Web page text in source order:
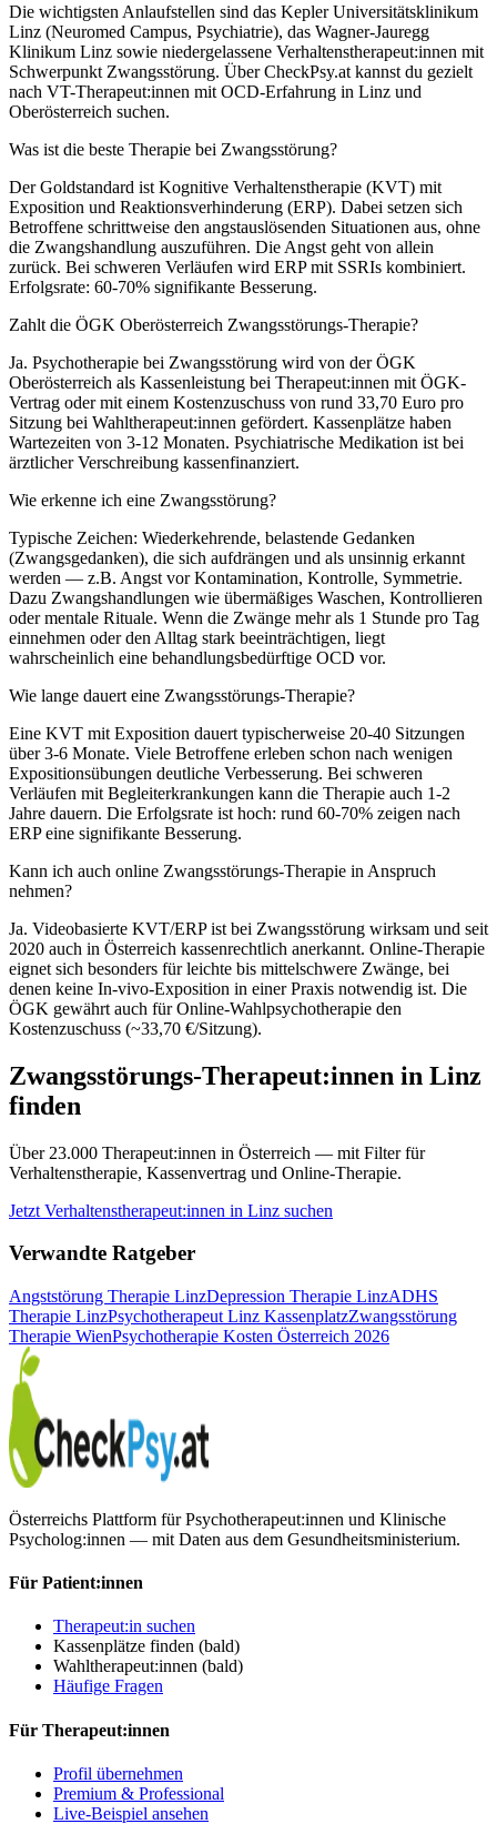
Die wichtigsten Anlaufstellen sind das Kepler Universitätsklinikum
Linz (Neuromed Campus, Psychiatrie), das Wagner-Jauregg
Klinikum Linz sowie niedergelassene Verhaltenstherapeut:innen mit
Schwerpunkt Zwangsstörung. Über CheckPsy.at kannst du gezielt
nach VT-Therapeut:innen mit OCD-Erfahrung in Linz und
Oberösterreich suchen.
Was ist die beste Therapie bei Zwangsstörung?
Der Goldstandard ist Kognitive Verhaltenstherapie (KVT) mit
Exposition und Reaktionsverhinderung (ERP). Dabei setzen sich
Betroffene schrittweise den angstauslösenden Situationen aus, ohne
die Zwangshandlung auszuführen. Die Angst geht von allein
zurück. Bei schweren Verläufen wird ERP mit SSRIs kombiniert.
Erfolgsrate: 60-70% signifikante Besserung.
Zahlt die ÖGK Oberösterreich Zwangsstörungs-Therapie?
Ja. Psychotherapie bei Zwangsstörung wird von der ÖGK
Oberösterreich als Kassenleistung bei Therapeut:innen mit ÖGK-
Vertrag oder mit einem Kostenzuschuss von rund 33,70 Euro pro
Sitzung bei Wahltherapeut:innen gefördert. Kassenplätze haben
Wartezeiten von 3-12 Monaten. Psychiatrische Medikation ist bei
ärztlicher Verschreibung kassenfinanziert.
Wie erkenne ich eine Zwangsstörung?
Typische Zeichen: Wiederkehrende, belastende Gedanken
(Zwangsgedanken), die sich aufdrängen und als unsinnig erkannt
werden — z.B. Angst vor Kontamination, Kontrolle, Symmetrie.
Dazu Zwangshandlungen wie übermäßiges Waschen, Kontrollieren
oder mentale Rituale. Wenn die Zwänge mehr als 1 Stunde pro Tag
einnehmen oder den Alltag stark beeinträchtigen, liegt
wahrscheinlich eine behandlungsbedürftige OCD vor.
Wie lange dauert eine Zwangsstörungs-Therapie?
Eine KVT mit Exposition dauert typischerweise 20-40 Sitzungen
über 3-6 Monate. Viele Betroffene erleben schon nach wenigen
Expositionsübungen deutliche Verbesserung. Bei schweren
Verläufen mit Begleiterkrankungen kann die Therapie auch 1-2
Jahre dauern. Die Erfolgsrate ist hoch: rund 60-70% zeigen nach
ERP eine signifikante Besserung.
Kann ich auch online Zwangsstörungs-Therapie in Anspruch
nehmen?
Ja. Videobasierte KVT/ERP ist bei Zwangsstörung wirksam und seit
2020 auch in Österreich kassenrechtlich anerkannt. Online-Therapie
eignet sich besonders für leichte bis mittelschwere Zwänge, bei
denen keine In-vivo-Exposition in einer Praxis notwendig ist. Die
ÖGK gewährt auch für Online-Wahlpsychotherapie den
Kostenzuschuss (~33,70 €/Sitzung).
Zwangsstörungs-Therapeut:innen in Linz
finden
Über 23.000 Therapeut:innen in Österreich — mit Filter für
Verhaltenstherapie, Kassenvertrag und Online-Therapie.
Jetzt Verhaltenstherapeut:innen in Linz suchen
Verwandte Ratgeber
Angststörung Therapie LinzDepression Therapie LinzADHS
Therapie LinzPsychotherapeut Linz KassenplatzZwangsstörung
Therapie WienPsychotherapie Kosten Österreich 2026
Österreichs Plattform für Psychotherapeut:innen und Klinische
Psycholog:innen — mit Daten aus dem Gesundheitsministerium.
Für Patient:innen
Therapeut:in suchen
Kassenplätze finden (bald)
Wahltherapeut:innen (bald)
Häufige Fragen
Für Therapeut:innen
Profil übernehmen
Premium & Professional
Live-Beispiel ansehen